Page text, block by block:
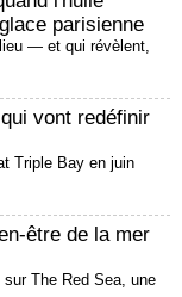
parisienne
— et qui révèlent,
vont redéfinir
Triple Bay en juin
être de la mer
The Red Sea, une